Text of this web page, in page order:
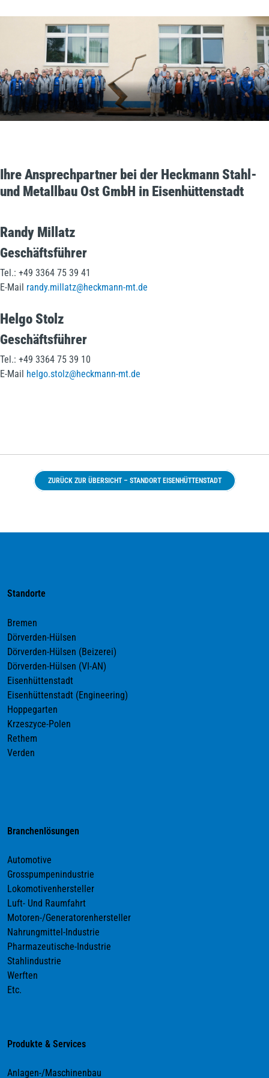
Ihre Ansprechpartner bei der Heckmann Stahl-
und Metallbau Ost GmbH in Eisenhüttenstadt
Randy Millatz
Geschäftsführer
Tel.: +49 3364 75 39 41
E-Mail randy.millatz@heckmann-mt.de
Helgo Stolz
Geschäftsführer
Tel.: +49 3364 75 39 10
E-Mail helgo.stolz@heckmann-mt.de
ZURÜCK ZUR ÜBERSICHT – STANDORT EISENHÜTTENSTADT
Standorte
Bremen
Dörverden-Hülsen
Dörverden-Hülsen (Beizerei)
Dörverden-Hülsen (VI-AN)
Eisenhüttenstadt
Eisenhüttenstadt (Engineering)
Hoppegarten
Krzeszyce-Polen
Rethem
Verden
Branchenlösungen
Automotive
Grosspumpenindustrie
Lokomotivenhersteller
Luft- Und Raumfahrt
Motoren-/Generatorenhersteller
Nahrungmittel-Industrie
Pharmazeutische-Industrie
Stahlindustrie
Werften
Etc.
Produkte & Services
Anlagen-/Maschinenbau